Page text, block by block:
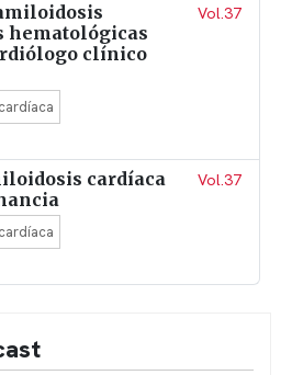
hematológicas
clínico
Vol.37
cardíaca
Vol.37